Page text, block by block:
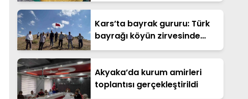
Kars’ta bayrak gururu: Türk
bayrağı köyün zirvesinde
dalgalanıyor
Akyaka’da kurum amirleri
toplantısı gerçekleştirildi